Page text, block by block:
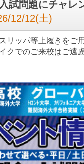
試問題にチャレ
12/12(土)
リッパ等上履きをご用
クでのご来校はご遠慮